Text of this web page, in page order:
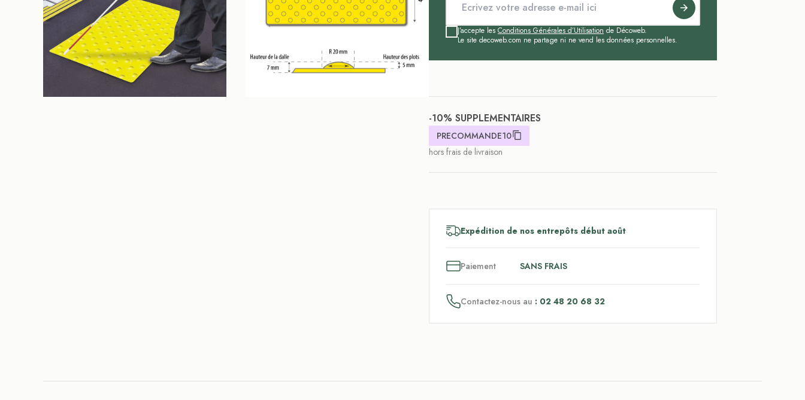
J’accepte les Conditions Générales d’Utilisation de Décoweb.
Le site decoweb.com ne partage ni ne vend les données personnelles.
-10% SUPPLEMENTAIRES
PRECOMMANDE10
hors frais de livraison
Expédition de nos entrepôts début août
Paiement SANS FRAIS
Contactez-nous au : 02 48 20 68 32